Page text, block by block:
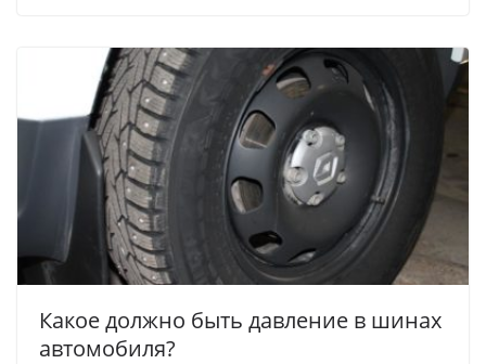
Какое должно быть давление в шинах
автомобиля?